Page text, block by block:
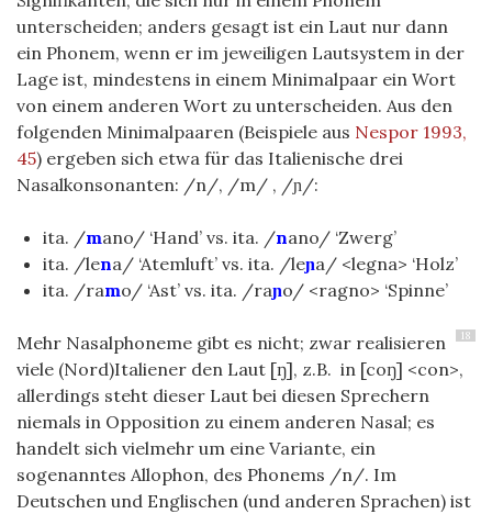
unterscheiden; anders gesagt ist ein Laut nur dann
ein Phonem, wenn er im jeweiligen Lautsystem in der
Lage ist, mindestens in einem Minimalpaar ein Wort
von einem anderen Wort zu unterscheiden. Aus den
folgenden Minimalpaaren (Beispiele aus Nespor 1993,
45) ergeben sich etwa für das Italienische drei
Nasalkonsonanten: /n/, /m/ , /ɲ/:
ita. /mano/ ‘Hand’ vs. ita. /nano/ ‘Zwerg’
ita. /lena/ ‘Atemluft’ vs. ita. /leɲa/ <legna> ‘Holz’
ita. /ramo/ ‘Ast’ vs. ita. /raɲo/ <ragno> ‘Spinne’
18
Mehr Nasalphoneme gibt es nicht; zwar realisieren
viele (Nord)Italiener den Laut [ŋ], z.B. in [coŋ] <con>,
allerdings steht dieser Laut bei diesen Sprechern
niemals in Opposition zu einem anderen Nasal; es
handelt sich vielmehr um eine Variante, ein
sogenanntes Allophon, des Phonems /n/. Im
Deutschen und Englischen (und anderen Sprachen) ist